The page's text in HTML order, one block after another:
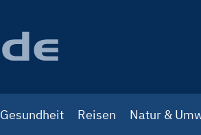
Gesundheit Reisen Natur &